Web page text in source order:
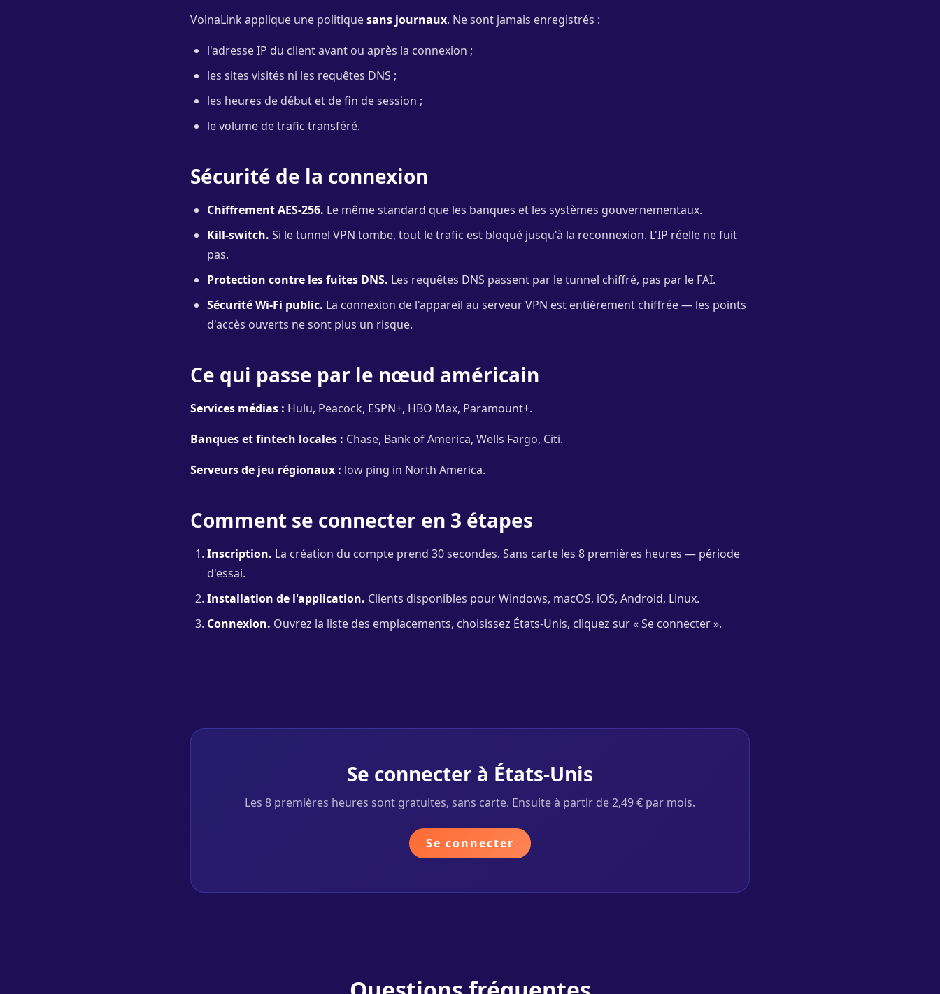
VolnaLink applique une politiquesans journaux. Ne sont jamais enregistrés :
l'adresse IP du client avant ou après la connexion ;
les sites visités ni les requêtes DNS ;
les heures de début et de fin de session ;
le volume de trafic transféré.
Sécurité de la connexion
Chiffrement AES-256. Le même standard que les banques et les systèmes gouvernementaux.
Kill-switch. Si le tunnel VPN tombe, tout le trafic est bloqué jusqu'à la reconnexion. L'IP réelle ne fuit
pas.
Protection contre les fuites DNS. Les requêtes DNS passent par le tunnel chiffré, pas par le FAI.
Sécurité Wi-Fi public. La connexion de l'appareil au serveur VPN est entièrement chiffrée — les points
d'accès ouverts ne sont plus un risque.
Ce qui passe par le nœud américain
Services médias : Hulu, Peacock, ESPN+, HBO Max, Paramount+.
Banques et fintech locales : Chase, Bank of America, Wells Fargo, Citi.
Serveurs de jeu régionaux : low ping in North America.
Comment se connecter en 3 étapes
Inscription. La création du compte prend 30 secondes. Sans carte les 8 premières heures — période
d'essai.
Installation de l'application. Clients disponibles pour Windows, macOS, iOS, Android, Linux.
Connexion. Ouvrez la liste des emplacements, choisissez États-Unis, cliquez sur « Se connecter ».
Se connecter à États-Unis
Les 8 premières heures sont gratuites, sans carte. Ensuite à partir de 2,49 € par mois.
Se connecter